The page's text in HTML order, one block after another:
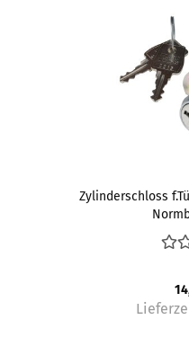
Zylinderschloss